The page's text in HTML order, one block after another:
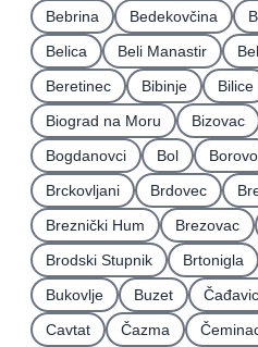
Bebrina
Bedekovčina
Belica
Beli Manastir
Beretinec
Bibinje Bilice
Biograd na Moru
Bizovac
Bogdanovci
Bol Borovo
Brckovljani
Brdovec
Breznički Hum
Brezovac
Brodski Stupnik
Brtonigla
Bukovlje
Buzet
Cavtat
Čazma